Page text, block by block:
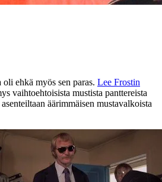
ehkä myös sen paras. Lee Frostin
vaihtoehtoisista mustista panttereista
äärimmäisen mustavalkoista